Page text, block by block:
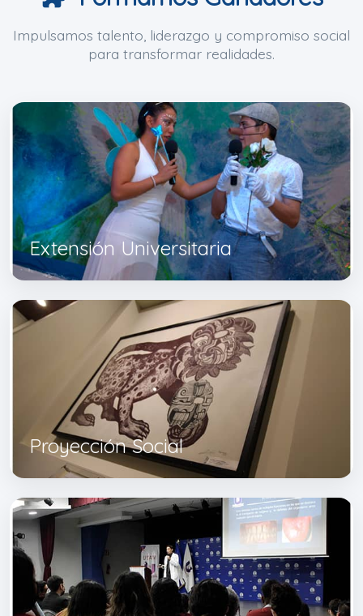
Impulsamos talento, liderazgo y compromiso social
para transformar realidades.
Extensión Universitaria
Proyección Social